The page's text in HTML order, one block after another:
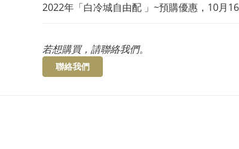
2022年「白冷城自由配 」~預購優惠，10月
若想購買，請聯絡我們。
聯絡我們